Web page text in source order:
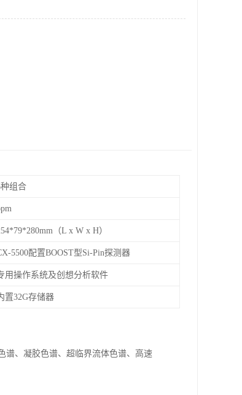
组合
（L x W x H）
5500配置BOOST型Si-Pin探测器
用操作系统及创想分析软件
置32G存储器
谱、凝胶色谱、超临界流体色谱、高速